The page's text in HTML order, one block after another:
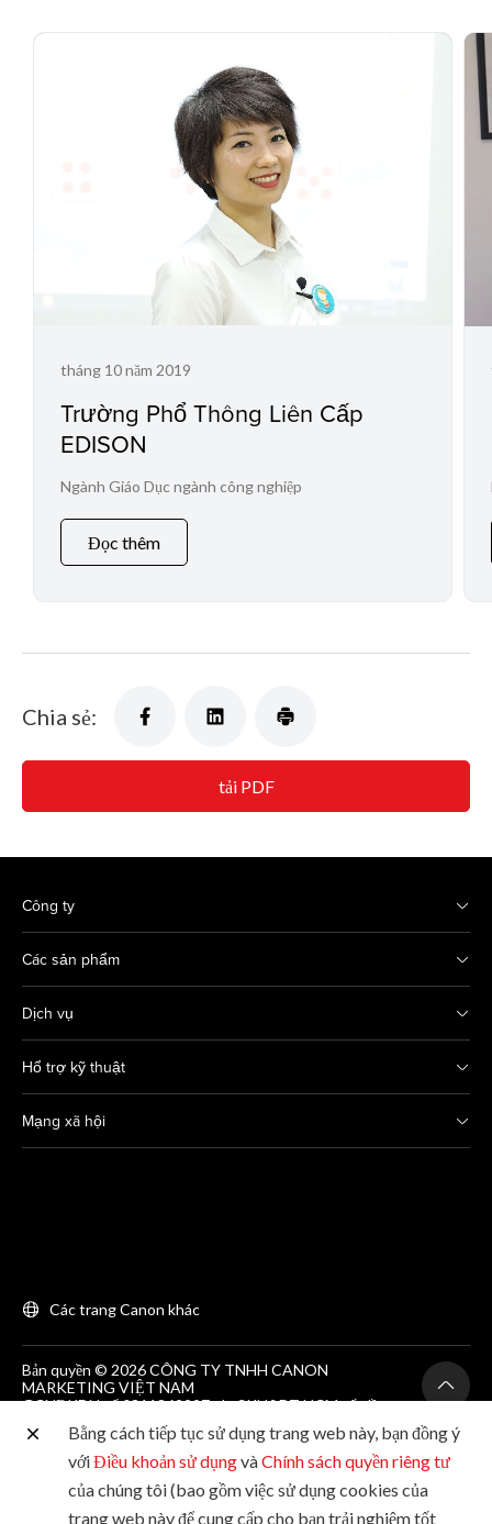
tháng 10 năm 2019
Trường Phổ Thông Liên Cấp
EDISON
Ngành Giáo Dục ngành công nghiệp
Đọc thêm
Chia sẻ:
tải PDF
Công ty
Các sản phẩm
Dịch vụ
Hổ trợ kỹ thuật
Mạng xã hội
Các trang Canon khác
Bản quyền © 2026 CÔNG TY TNHH CANON
MARKETING VIỆT NAM
GCNĐKDN số 0311869297, do SKH&DT HCM cấp lần
đầu ngày 25/06/2012
Phòng 203, Tầng 2, Tòa nhà Zen Plaza, 54-56 Nguyễn
Trãi, Quận 1, Thành phố Hồ Chí Minh. Tel: (+84-28)
Bằng cách tiếp tục sử dụng trang web này, bạn đồng ý
vớiĐiều khoản sử dụngvàChính sách quyền riêng tư
của chúng tôi (bao gồm việc sử dụng cookies của
trang web này để cung cấp cho bạn trải nghiệm tốt